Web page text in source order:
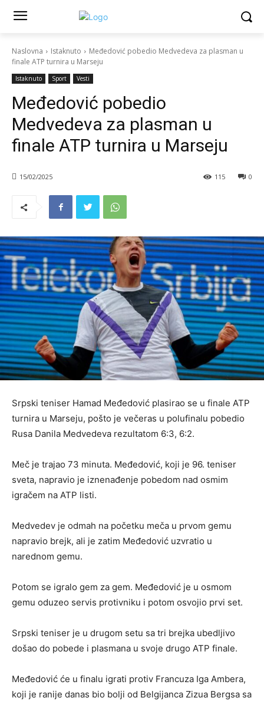
Naslovna Istaknuto
Međedović pobedio Medvedeva za plasman u
finale ATP turnira u Marseju
Istaknuto Sport Vesti
Međedović pobedio
Medvedeva za plasman u
finale ATP turnira u Marseju
15/02/2025 0
115
Srpski teniser Hamad Međedović plasirao se u finale ATP
turnira u Marseju, pošto je večeras u polufinalu pobedio
Rusa Danila Medvedeva rezultatom 6:3, 6:2.
Meč je trajao 73 minuta. Međedović, koji je 96. teniser
sveta, napravio je iznenađenje pobedom nad osmim
igračem na ATP listi.
Medvedev je odmah na početku meča u prvom gemu
napravio brejk, ali je zatim Međedović uzvratio u
narednom gemu.
Potom se igralo gem za gem. Međedović je u osmom
gemu oduzeo servis protivniku i potom osvojio prvi set.
Srpski teniser je u drugom setu sa tri brejka ubedljivo
došao do pobede i plasmana u svoje drugo ATP finale.
Međedović će u finalu igrati protiv Francuza Iga Ambera,
koji je ranije danas bio bolji od Belgijanca Zizua Bergsa sa